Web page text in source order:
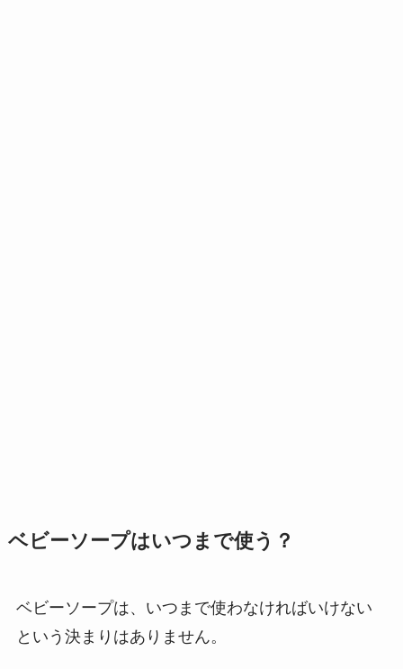
ベビーソープはいつまで使う？
ベビーソープは、いつまで使わなければいけない
という決まりはありません。